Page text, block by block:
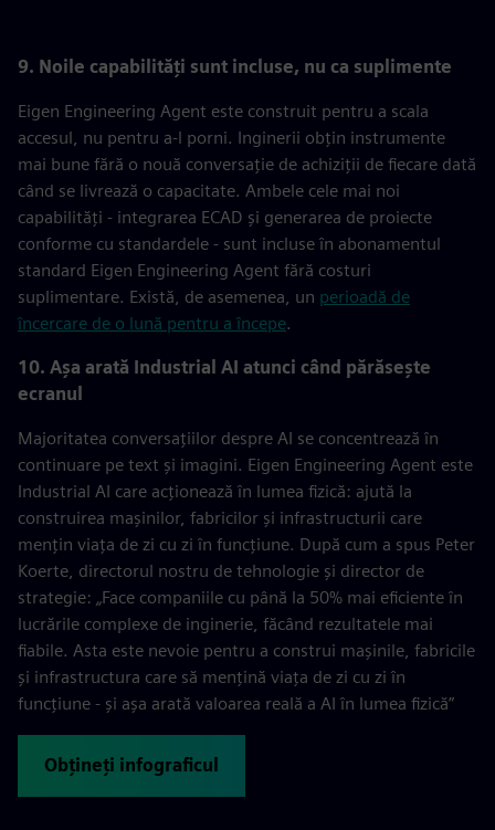
9. Noile capabilități sunt incluse, nu ca suplimente
Eigen Engineering Agent este construit pentru a scala
accesul, nu pentru a-l porni. Inginerii obțin instrumente
mai bune fără o nouă conversație de achiziții de fiecare dată
când se livrează o capacitate. Ambele cele mai noi
capabilități - integrarea ECAD și generarea de proiecte
conforme cu standardele - sunt incluse în abonamentul
standard Eigen Engineering Agent fără costuri
suplimentare. Există, de asemenea, un perioadă de
încercare de o lună pentru a începe.
10. Așa arată Industrial AI atunci când părăsește
ecranul
Majoritatea conversațiilor despre AI se concentrează în
continuare pe text și imagini. Eigen Engineering Agent este
Industrial AI care acționează în lumea fizică: ajută la
construirea mașinilor, fabricilor și infrastructurii care
mențin viața de zi cu zi în funcțiune. După cum a spus Peter
Koerte, directorul nostru de tehnologie și director de
strategie: „Face companiile cu până la 50% mai eficiente în
lucrările complexe de inginerie, făcând rezultatele mai
fiabile. Asta este nevoie pentru a construi mașinile, fabricile
și infrastructura care să mențină viața de zi cu zi în
funcțiune - și așa arată valoarea reală a AI în lumea fizică”
Obțineți infograficul